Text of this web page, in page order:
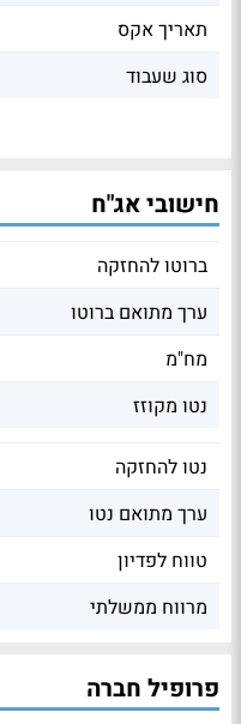
תאריך אקס
סוג שעבוד
חישובי אג"ח
ברוטו להחזקה
ערך מתואם ברוטו
מח"מ
נטו מקוזז
נטו להחזקה
ערך מתואם נטו
טווח לפדיון
מרווח ממשלתי
פרופיל חברה